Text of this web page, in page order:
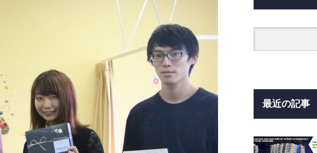
最近の記事